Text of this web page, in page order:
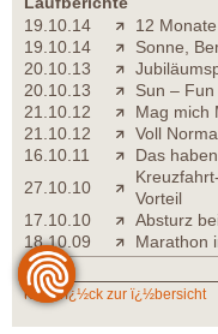
19.10.14
12
19.10.14
Sonne,
20.10.13
20.10.13
Sun – Fun
21.10.12
Mag mich
21.10.12
Voll
16.10.11
Das
27.10.10
Vorteil
17.10.10
Absturz
18.10.09
Marathon
zurï¿½ck zur ï¿½bersicht